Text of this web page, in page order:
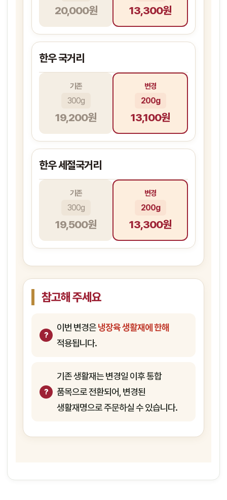
20,000원 13,300원
한우 국거리
기존
19,200원
300g
변경
13,100원
200g
한우 세절국거리
기존
19,500원
300g
변경
13,300원
200g
참고해 주세요
이번 변경은냉장육 생활재에 한해
적용됩니다.
기존 생활재는 변경일 이후 통합
품목으로 전환되어, 변경된
생활재명으로 주문하실 수 있습니다.